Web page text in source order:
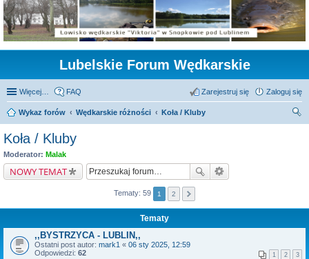
Lubelskie Forum Wędkarskie
Więcej… FAQ Zaloguj się
Zarejestruj się
Wykaz forów Wędkarskie różności
Koła / Kluby
Koła / Kluby
Moderator: Malak
NOWY TEMAT
Tematy: 59 1 2
Tematy
,,BYSTRZYCA - LUBLIN,,
Ostatni post autor: mark1 « 06 sty 2025, 12:59
Odpowiedzi: 62 1 2 3